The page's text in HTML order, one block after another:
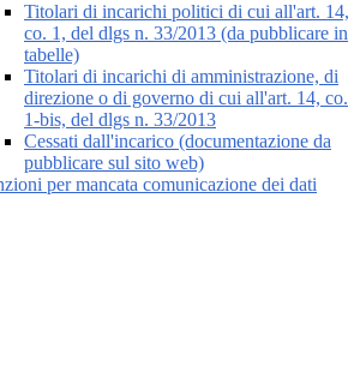
Titolari di incarichi politici di cui all'art. 14,
co. 1, del dlgs n. 33/2013 (da pubblicare in
tabelle)
Titolari di incarichi di amministrazione, di
direzione o di governo di cui all'art. 14, co.
1-bis, del dlgs n. 33/2013
Cessati dall'incarico (documentazione da
pubblicare sul sito web)
per mancata comunicazione dei dati